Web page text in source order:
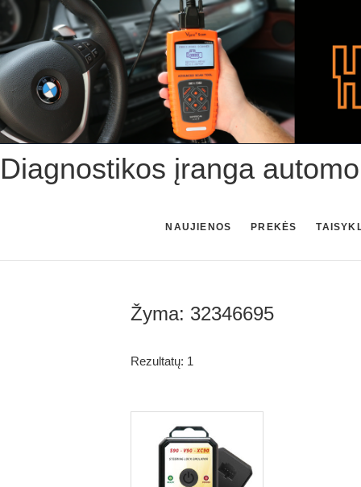
Skip
to
content
Diagnostikos įranga
NAUJIENOS PREKĖS
Žyma: 32346695
Rezultatų: 1